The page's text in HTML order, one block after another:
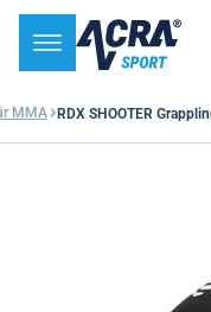
MMA RDX SHOOTER